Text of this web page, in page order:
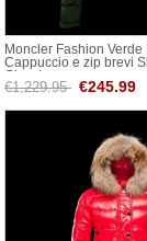
Moncler Fashion Verde
Cappuccio e zip brevi
€1,229.95 €245.99